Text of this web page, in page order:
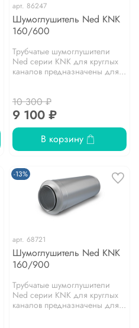
арт. 86247
Шумоглушитель Ned KNK
160/600
Трубчатые шумоглушители
Ned серии KNK для круглых
каналов предназначены для...
10 300 ₽
9 100 ₽
В корзину
-13%
арт. 68721
Шумоглушитель Ned KNK
160/900
Трубчатые шумоглушители
Ned серии KNK для круглых
каналов предназначены для...